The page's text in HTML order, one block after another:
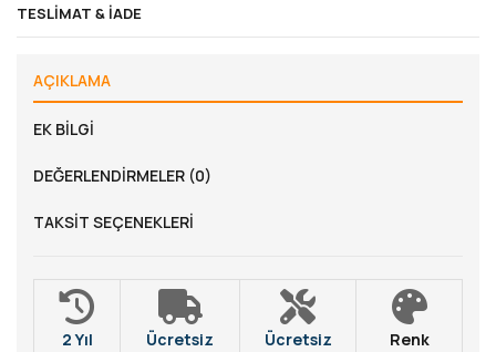
TESLIMAT & İADE
AÇIKLAMA
EK BILGI
DEĞERLENDIRMELER (0)
TAKSIT SEÇENEKLERI
2 Yıl
Ücretsiz
Ücretsiz
Renk